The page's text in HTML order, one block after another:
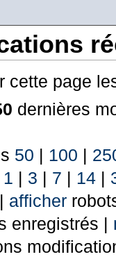
cette page
dernières
50 | 100 |
1 | 3 | 7 | 14|
afficher
enregistrés |